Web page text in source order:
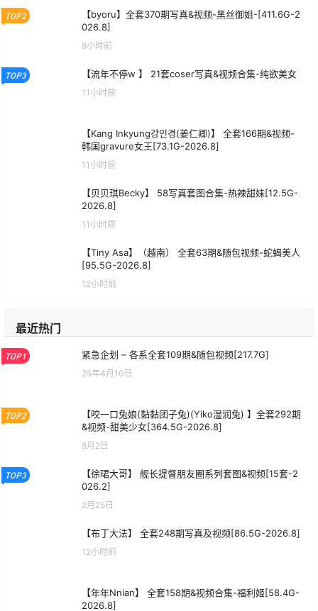
TOP2
【byoru】全套370期写真&视频-黑丝御姐-[411.6G-2
026.8]
8小时前
TOP3 【流年不停w 】 21套coser写真&视频合集-纯欲美女
11小时前
【Kang Inkyung강인경(姜仁卿)】 全套166期&视频-
韩国gravure女王[73.1G-2026.8]
11小时前
【贝贝琪Becky】 58写真套图合集-热辣甜妹[12.5G-
2026.8]
11小时前
【Tiny Asa】（越南） 全套63期&随包视频-蛇蝎美人
[95.5G-2026.8]
12小时前
最近热门
TOP1 紧急企划 – 各系全套109期&随包视频[217.7G]
25年4月10日
TOP2
【咬一口兔娘(黏黏团子兔)(Yiko湿润兔) 】全套292期
&视频-甜美少女[364.5G-2026.8]
8月2日
TOP3
【徐珺大哥】 舰长提督朋友圈系列套图&视频[15套-2
026.2]
2月25日
【布丁大法】 全套248期写真及视频[86.5G-2026.8]
12小时前
【年年Nnian】 全套158期&视频合集-福利姬[58.4G-
2026.8]